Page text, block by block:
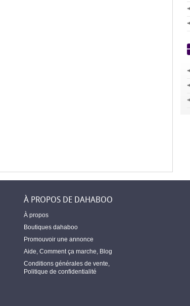
À PROPOS DE DAHABOO
À propos
Boutiques dahaboo
Promouvoir une annonce
Aide Comment ça marche Blog
Conditions générales de vente
Politique de confidentialité